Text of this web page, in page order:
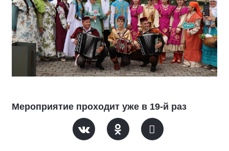
Мероприятие проходит уже в 19-й раз